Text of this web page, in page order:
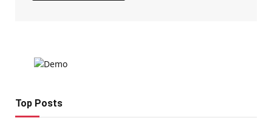
Top Posts